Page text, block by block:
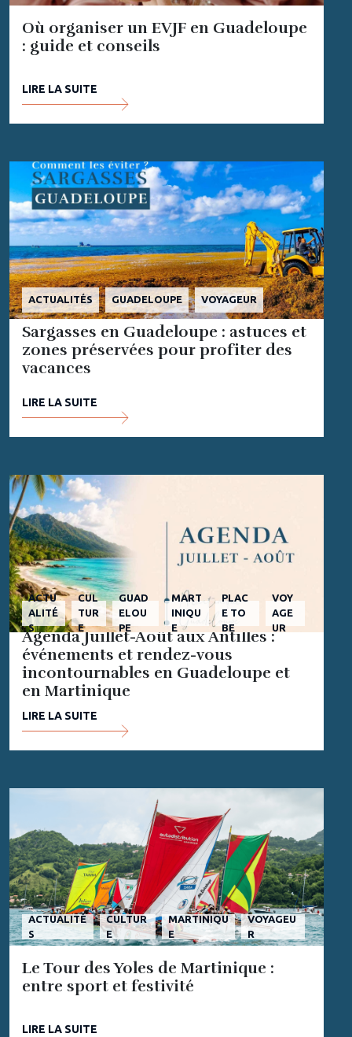
Où organiser un EVJF en Guadeloupe
: guide et conseils
LIRE LA SUITE
ACTUALITÉS GUADELOUPE VOYAGEUR
Sargasses en Guadeloupe : astuces et
zones préservées pour profiter des
vacances
LIRE LA SUITE
ACTU
ALITÉ
S
CUL
TUR
E
GUAD
ELOU
PE
MART
INIQU
E
PLAC
E TO
BE
VOY
AGE
UR
Agenda Juillet-Août aux Antilles :
événements et rendez-vous
incontournables en Guadeloupe et
en Martinique
LIRE LA SUITE
ACTUALITÉ
S
CULTUR
E
MARTINIQU
E
VOYAGEU
R
Le Tour des Yoles de Martinique :
entre sport et festivité
LIRE LA SUITE